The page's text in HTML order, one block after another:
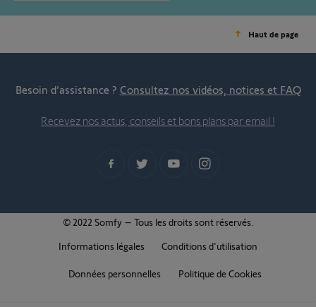
Haut de page
Besoin d’assistance ? Consultez nos vidéos, notices et FAQ
Recevez nos actus, conseils et bons plans par email !
© 2022 Somfy – Tous les droits sont réservés.
Informations légales
Conditions d'utilisation
Données personnelles Politique de Cookies